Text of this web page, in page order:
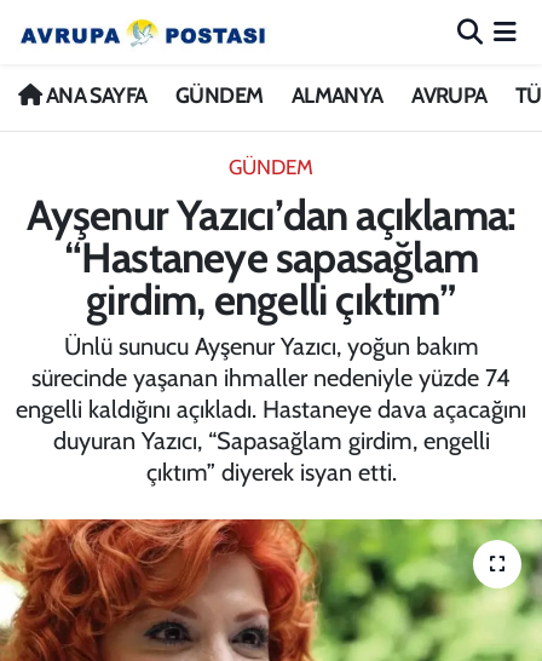
ANA SAYFA GÜNDEM ALMANYA AVRUPA
GÜNDEM
Ayşenur Yazıcı’dan açıklama:
“Hastaneye sapasağlam
girdim, engelli çıktım”
Ünlü sunucu Ayşenur Yazıcı, yoğun bakım
sürecinde yaşanan ihmaller nedeniyle yüzde 74
engelli kaldığını açıkladı. Hastaneye dava açacağını
duyuran Yazıcı, “Sapasağlam girdim, engelli
çıktım” diyerek isyan etti.
ANA SAYFA
ALMANYA
AVRUPA
TÜRKİYE
DÜNYA
KÜLTÜR
SPOR
KADIN
YAZARLAR
Nöbetçi Eczaneler
İstanbul Namaz Vakitleri
Trafik Durumu
Avrupa Ligi Puan Durumu ve Fikstür
Tüm Manşetler
Son Dakika Haberleri
Haber Arşivi